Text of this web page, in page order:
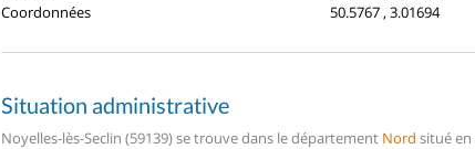
Coordonnées
50.5767 , 3.01694
Situation administrative
Noyelles-lès-Seclin (59139) se trouve dans le département Nord situé